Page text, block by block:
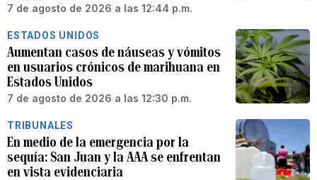
7 de agosto de 2026 a las 12:44 p.m.
ESTADOS UNIDOS
Aumentan casos de náuseas y vómitos
en usuarios crónicos de marihuana en
Estados Unidos
7 de agosto de 2026 a las 12:30 p.m.
TRIBUNALES
En medio de la emergencia por la
sequía: San Juan y la AAA se enfrentan
en vista evidenciaria